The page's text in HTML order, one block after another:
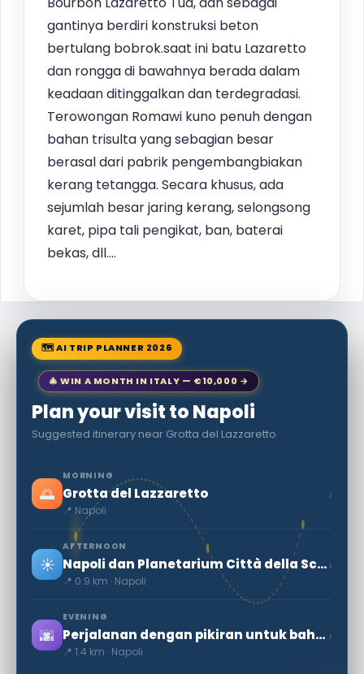
gantinya berdiri konstruksi beton
bertulang bobrok.saat ini batu Lazaretto
dan rongga di bawahnya berada dalam
keadaan ditinggalkan dan terdegradasi.
Terowongan Romawi kuno penuh dengan
bahan trisulta yang sebagian besar
berasal dari pabrik pengembangbiakan
kerang tetangga. Secara khusus, ada
sejumlah besar jaring kerang, selongsong
karet, pipa tali pengikat, ban, baterai
bekas, dll....
🗺 AI TRIP PLANNER 2026
🎄 WIN A MONTH IN ITALY — €10,000 →
Plan your visit to Napoli
Suggested itinerary near Grotta del Lazzaretto
🌅
MORNING
Grotta del Lazzaretto
📍 Napoli
›
☀️
AFTERNOON
Napoli dan Planetarium Città della Scienza
📍 0.9 km · Napoli
›
🌆
EVENING
Perjalanan dengan pikiran untuk bahagia
📍 1.4 km · Napoli
›